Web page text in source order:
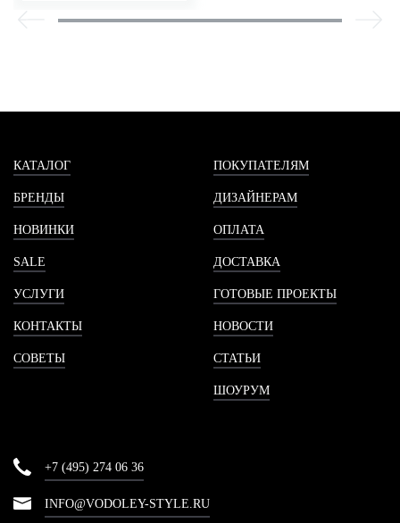
КАТАЛОГ
БРЕНДЫ
НОВИНКИ
SALE
УСЛУГИ
КОНТАКТЫ
СОВЕТЫ
ПОКУПАТЕЛЯМ
ДИЗАЙНЕРАМ
ОПЛАТА
ДОСТАВКА
ГОТОВЫЕ ПРОЕКТЫ
НОВОСТИ
СТАТЬИ
ШОУРУМ
+7 (495) 274 06 36
INFO@VODOLEY-STYLE.RU